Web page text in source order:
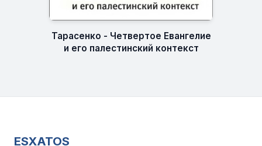
Тарасенко - Четвертое Евангелие
и его палестинский контекст
ESXATOS